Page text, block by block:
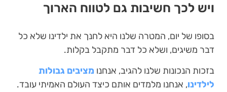
ויש לכך חשיבות גם לטווח הארוך
בסופו של יום, המטרה שלנו היא לחנך את ילדינו שלא כל
דבר משיגים, ושלא כל דבר מתקבל בקלות.
בזכות הנכונות שלנו להגיב, אנחנו מציבים גבולות
לילדינו, אנחנו מלמדים אותם כיצד העולם האמיתי עובד.